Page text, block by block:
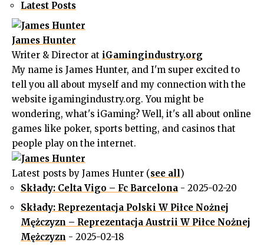
Latest Posts
James Hunter
Writer & Director at iGamingindustry.org
My name is James Hunter, and I'm super excited to
tell you all about myself and my connection with the
website igamingindustry.org. You might be
wondering, what's iGaming? Well, it's all about online
games like poker, sports betting, and casinos that
people play on the internet.
Latest posts by James Hunter (see all)
Składy: Celta Vigo – Fc Barcelona - 2025-02-20
Składy: Reprezentacja Polski W Piłce Nożnej
Mężczyzn – Reprezentacja Austrii W Piłce Nożnej
Mężczyzn - 2025-02-18